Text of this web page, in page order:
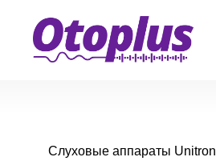
Слуховые аппараты Unitron